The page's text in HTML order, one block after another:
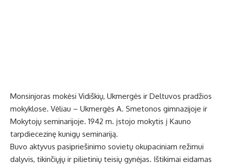
Monsinjoras mokėsi Vidiškių, Ukmergės ir Deltuvos pradžios
mokyklose. Vėliau – Ukmergės A. Smetonos gimnazijoje ir
Mokytojų seminarijoje. 1942 m. įstojo mokytis į Kauno
tarpdiecezinę kunigų seminariją.
Buvo aktyvus pasipriešinimo sovietų okupaciniam režimui
dalyvis, tikinčiųjų ir pilietinių teisių gynėjas. Ištikimai eidamas